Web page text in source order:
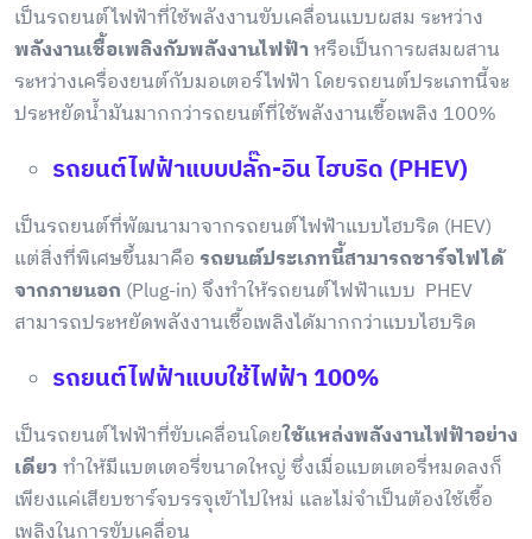
เป็นรถยนต์ไฟฟ้าที่ใช้พลังงานขับเคลื่อนแบบผสม ระหว่าง
พลังงานเชื้อเพลิงกับพลังงานไฟฟ้าหรือเป็นการผสมผสาน
ระหว่างเครื่องยนต์กับมอเตอร์ไฟฟ้า โดยรถยนต์ประเภทนี้จะ
ประหยัดน้ำมันมากกว่ารถยนต์ที่ใช้พลังงานเชื้อเพลิง 100%
รถยนต์ไฟฟ้าแบบปลั๊ก-อิน ไฮบริด (PHEV)
เป็นรถยนต์ที่พัฒนามาจากรถยนต์ไฟฟ้าแบบไฮบริด (HEV)
แต่สิ่งที่พิเศษขึ้นมาคือ รถยนต์ประเภทนี้สามารถชาร์จไฟได้
จากภายนอก (Plug-in) จึงทำให้รถยนต์ไฟฟ้าแบบ PHEV
สามารถประหยัดพลังงานเชื้อเพลิงได้มากกว่าแบบไฮบริด
รถยนต์ไฟฟ้าแบบใช้ไฟฟ้า 100%
เป็นรถยนต์ไฟฟ้าที่ขับเคลื่อนโดยใช้แหล่งพลังงานไฟฟ้าอย่าง
เดียวทำให้มีแบตเตอรี่ขนาดใหญ่ ซึ่งเมื่อแบตเตอรี่หมดลงก็
เพียงแค่เสียบชาร์จบรรจุเข้าไปใหม่ และไม่จำเป็นต้องใช้เชื้อ
เพลิงในการขับเคลื่อน